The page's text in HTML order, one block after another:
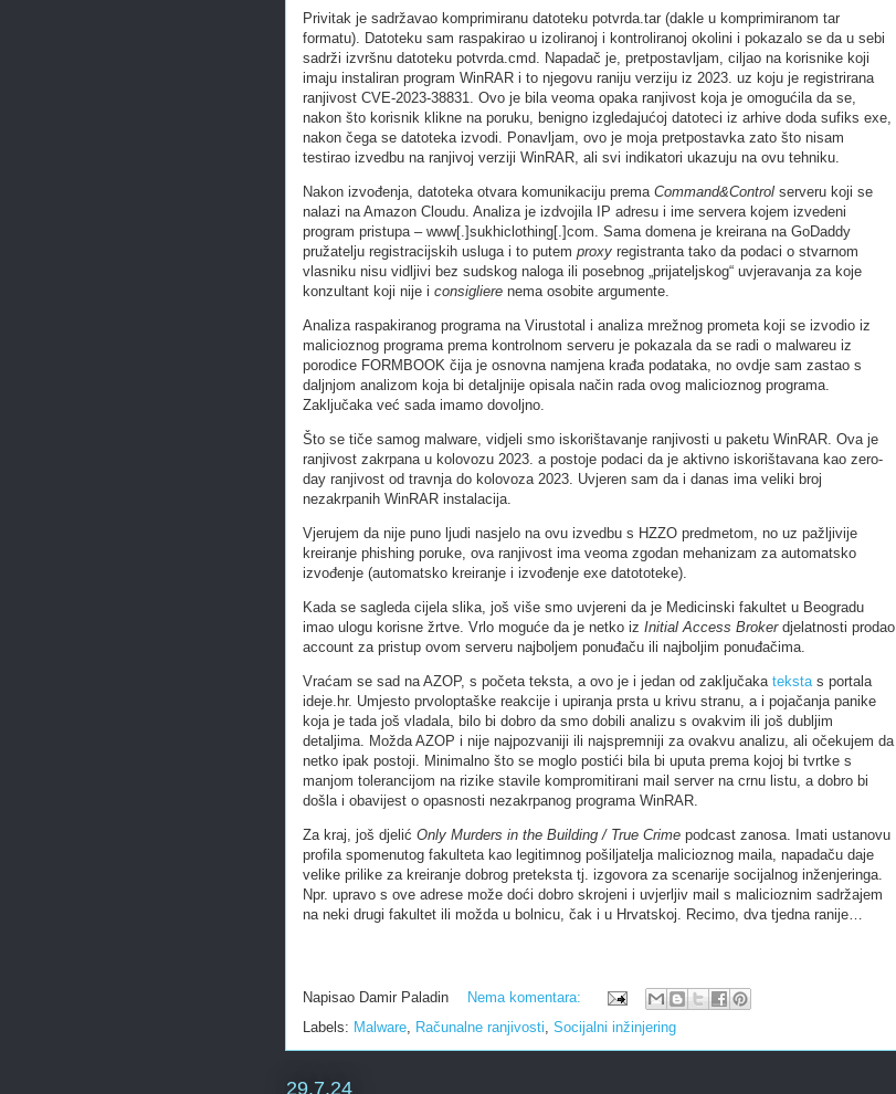
Privitak je sadržavao komprimiranu datoteku potvrda.tar (dakle u komprimiranom tar
formatu). Datoteku sam raspakirao u izoliranoj i kontroliranoj okolini i pokazalo se da u sebi
sadrži izvršnu datoteku potvrda.cmd. Napadač je, pretpostavljam, ciljao na korisnike koji
imaju instaliran program WinRAR i to njegovu raniju verziju iz 2023. uz koju je registrirana
ranjivost CVE-2023-38831. Ovo je bila veoma opaka ranjivost koja je omogućila da se,
nakon što korisnik klikne na poruku, benigno izgledajućoj datoteci iz arhive doda sufiks exe,
nakon čega se datoteka izvodi. Ponavljam, ovo je moja pretpostavka zato što nisam
testirao izvedbu na ranjivoj verziji WinRAR, ali svi indikatori ukazuju na ovu tehniku.
Nakon izvođenja, datoteka otvara komunikaciju prema Command&Control serveru koji se
nalazi na Amazon Cloudu. Analiza je izdvojila IP adresu i ime servera kojem izvedeni
program pristupa – www[.]sukhiclothing[.]com. Sama domena je kreirana na GoDaddy
pružatelju registracijskih usluga i to putem proxy registranta tako da podaci o stvarnom
vlasniku nisu vidljivi bez sudskog naloga ili posebnog „prijateljskog“ uvjeravanja za koje
konzultant koji nije i consigliere nema osobite argumente.
Analiza raspakiranog programa na Virustotal i analiza mrežnog prometa koji se izvodio iz
malicioznog programa prema kontrolnom serveru je pokazala da se radi o malwareu iz
porodice FORMBOOK čija je osnovna namjena krađa podataka, no ovdje sam zastao s
daljnjom analizom koja bi detaljnije opisala način rada ovog malicioznog programa.
Zaključaka već sada imamo dovoljno.
Što se tiče samog malware, vidjeli smo iskorištavanje ranjivosti u paketu WinRAR. Ova je
ranjivost zakrpana u kolovozu 2023. a postoje podaci da je aktivno iskorištavana kao zero-
day ranjivost od travnja do kolovoza 2023. Uvjeren sam da i danas ima veliki broj
nezakrpanih WinRAR instalacija.
Vjerujem da nije puno ljudi nasjelo na ovu izvedbu s HZZO predmetom, no uz pažljivije
kreiranje phishing poruke, ova ranjivost ima veoma zgodan mehanizam za automatsko
izvođenje (automatsko kreiranje i izvođenje exe datototeke).
Kada se sagleda cijela slika, još više smo uvjereni da je Medicinski fakultet u Beogradu
imao ulogu korisne žrtve. Vrlo moguće da je netko iz Initial Access Brokerdjelatnosti prodao
account za pristup ovom serveru najboljem ponuđaču ili najboljim ponuđačima.
Vraćam se sad na AZOP, s početa teksta, a ovo je i jedan od zaključaka teksta s portala
ideje.hr. Umjesto prvoloptaške reakcije i upiranja prsta u krivu stranu, a i pojačanja panike
koja je tada još vladala, bilo bi dobro da smo dobili analizu s ovakvim ili još dubljim
detaljima. Možda AZOP i nije najpozvaniji ili najspremniji za ovakvu analizu, ali očekujem da
netko ipak postoji. Minimalno što se moglo postići bila bi uputa prema kojoj bi tvrtke s
manjom tolerancijom na rizike stavile kompromitirani mail server na crnu listu, a dobro bi
došla i obavijest o opasnosti nezakrpanog programa WinRAR.
Za kraj, još djelić Only Murders in the Building / True Crime podcast zanosa. Imati ustanovu
profila spomenutog fakulteta kao legitimnog pošiljatelja malicioznog maila, napadaču daje
velike prilike za kreiranje dobrog preteksta tj. izgovora za scenarije socijalnog inženjeringa.
Npr. upravo s ove adrese može doći dobro skrojeni i uvjerljiv mail s malicioznim sadržajem
na neki drugi fakultet ili možda u bolnicu, čak i u Hrvatskoj. Recimo, dva tjedna ranije…
Napisao Damir Paladin
Nema komentara:
Labels: Malware, Računalne ranjivosti, Socijalni inžinjering
29.7.24